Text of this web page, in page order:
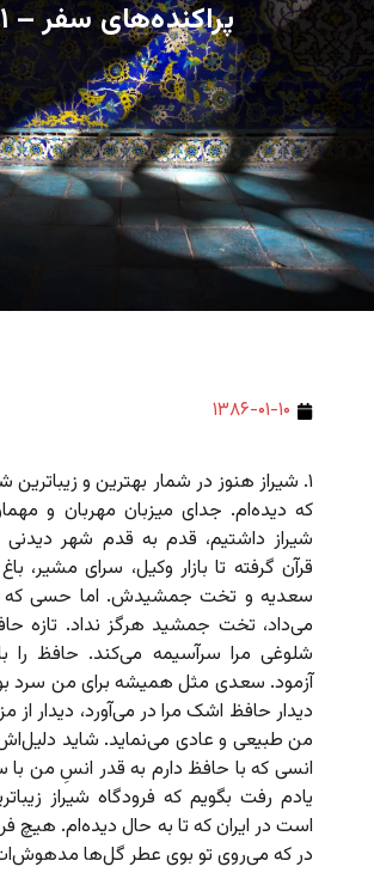
پراکنده‌های سفر – ۱
۱۳۸۶-۰۱-۱۰
۱. شیراز هنوز در شمار بهترین و
که دیده‌ام. جدای میزبان مهربان و
شیراز داشتیم، قدم به قدم شهر دیدنی
قرآن گرفته تا بازار وکیل، سرای مشیر،
سعدیه و تخت جمشیدش. اما حسی که
می‌داد، تخت جمشید هرگز نداد. تازه
شلوغی مرا سرآسیمه می‌کند. حافظ را
آزمود. سعدی مثل همیشه برای من سرد
دیدار حافظ اشک مرا در می‌آورد، دیدار از
من طبیعی و عادی می‌نماید. شاید
انسی که با حافظ دارم به قدر انسِ‌ من
یادم رفت بگویم که فرودگاه شیراز
است در ایران که تا به حال دیده‌ام. هیچ
در که می‌روی تو بوی عطر گل‌ها